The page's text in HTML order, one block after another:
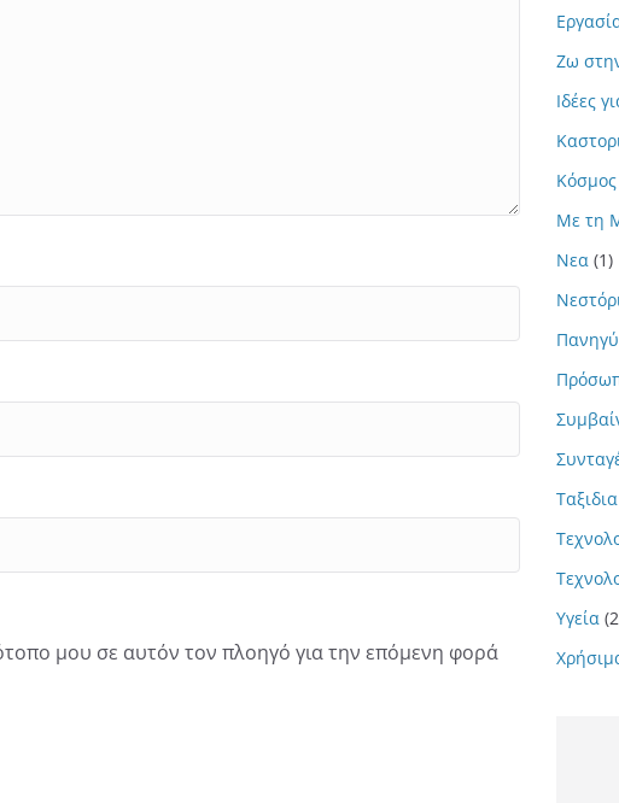
μου σε αυτόν τον πλοηγό για την επόμενη φορά
Ζω
Ιδέες
Κόσμος
Με τη
Νεα (1)
Ταξιδια
Υγεία